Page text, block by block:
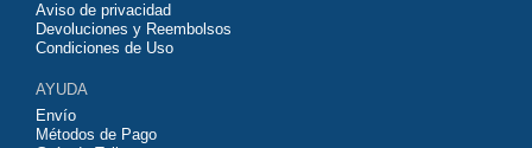
con ella. Estas camisetas tienen un tejido transpirable por lo que te
servirán para jugar al fútbol o simplemente para animar a tu equipo
contáctanos y haremos lo posible para conseguirtela lo más barata
posible.
Aviso de privacidad
Devoluciones y Reembolsos
Condiciones de Uso
AYUDA
Envío
Métodos de Pago